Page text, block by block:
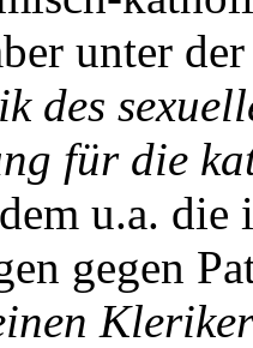
unter
des
für die
u.a.
gegen
Kleriker